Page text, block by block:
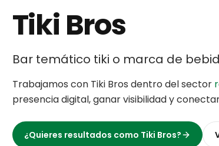
Tiki Bros
Bar temático tiki o marca de
Trabajamos con Tiki Bros dentro del sector
presencia digital, ganar visibilidad y
¿Quieres resultados como Tiki Bros?